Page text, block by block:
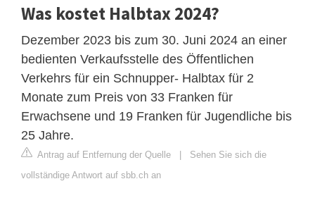
Was kostet Halbtax 2024?
Dezember 2023 bis zum 30. Juni 2024 an einer
bedienten Verkaufsstelle des Öffentlichen
Verkehrs für ein Schnupper- Halbtax für 2
Monate zum Preis von 33 Franken für
Erwachsene und 19 Franken für Jugendliche bis
25 Jahre.
Antrag auf Entfernung der Quelle | Sehen Sie sich die
vollständige Antwort auf sbb.ch an